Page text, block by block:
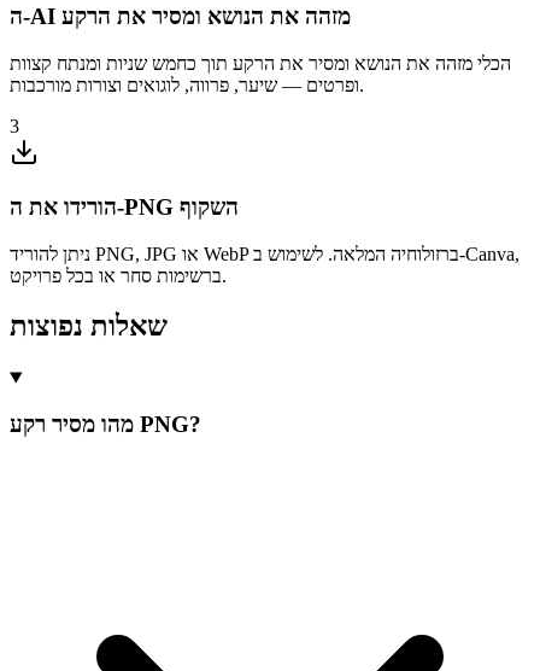
ה-AI מזהה את הנושא ומסיר את הרקע
הכלי מזהה את הנושא ומסיר את הרקע תוך כחמש שניות ומנתח קצוות
ופרטים — שיער, פרווה, לוגואים וצורות מורכבות.
3
הורידו את ה-PNG השקוף
ניתן להוריד PNG, JPG או WebP ברזולוחיה המלאה. לשימוש ב-Canva,
ברשימות סחר או בכל פרויקט.
שאלות נפוצות
מהו מסיר רקע PNG?